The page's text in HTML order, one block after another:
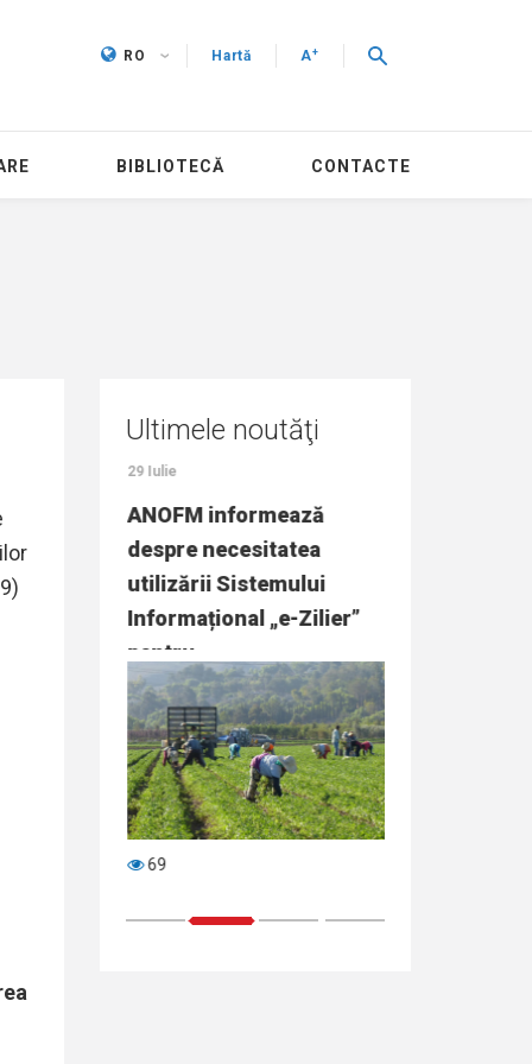
RO Hartă A+
BIBLIOTECĂ CONTACTE
Ultimele noutăţi
pentru
de
concurs
29 Iulie
ANOFM informează
despre necesitatea
utilizării Sistemului
Informațional „e-Zilier”
pentru...
69
1 2 3 4